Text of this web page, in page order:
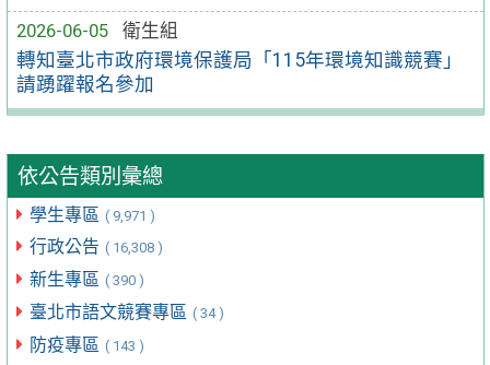
2026-06-05
衛生組
轉知臺北市政府環境保護局「115年環境知識競賽」
請踴躍報名參加
依公告類別彙總
學生專區 ( 9,971 )
行政公告 ( 16,308 )
新生專區 ( 390 )
臺北市語文競賽專區 ( 34 )
防疫專區 ( 143 )